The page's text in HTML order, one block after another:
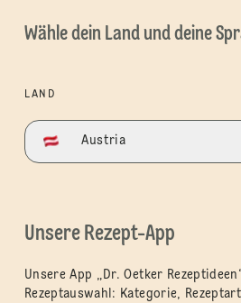
Wähle dein Land und deine
LAND
Austria
Unsere Rezept-App
Unsere App „Dr. Oetker
Rezeptauswahl: Kategorie,